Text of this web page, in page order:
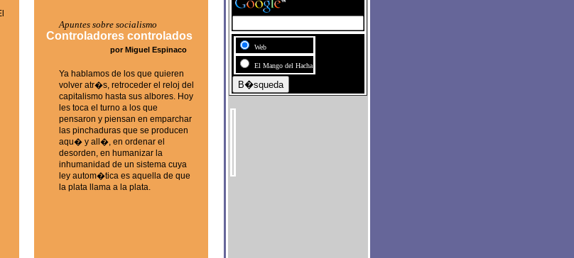
Apuntes sobre socialismo
Controladores controlados
por Miguel Espinaco
Ya hablamos de los que quieren
volver atr�s, retroceder el reloj del
capitalismo hasta sus albores. Hoy
les toca el turno a los que
pensaron y piensan en emparchar
las pinchaduras que se producen
aqu� y all�, en ordenar el
desorden, en humanizar la
inhumanidad de un sistema cuya
ley autom�tica es aquella de que
la plata llama a la plata.
Web
El Mango del Hacha